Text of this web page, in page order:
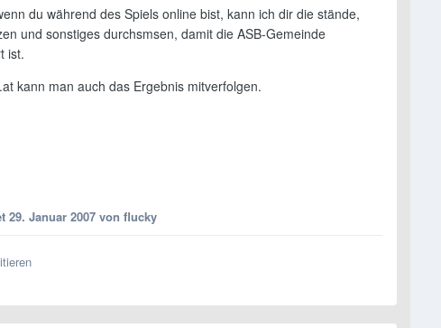
du während des Spiels online bist, kann ich dir die stände,
und sonstiges durchsmsen, damit die ASB-Gemeinde
ist.
kann man auch das Ergebnis mitverfolgen.
29. Januar 2007 von flucky